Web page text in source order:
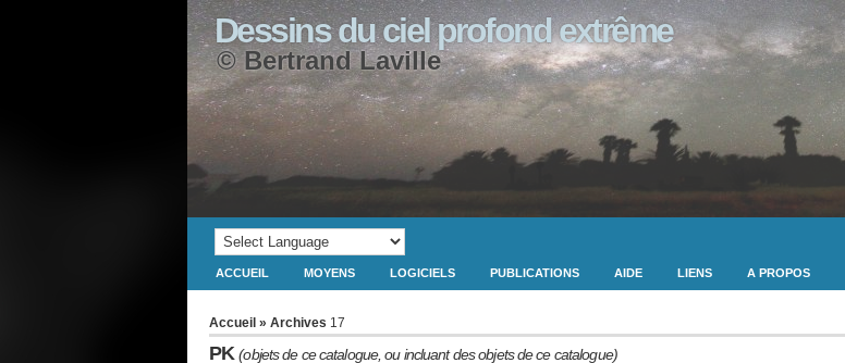
Dessins du ciel profond extrême
© Bertrand Laville
ACCUEIL MOYENS LOGICIELS PUBLICATIONS AIDE LIENS A PROPOS
Accueil » Archives 17
PK(objets de ce catalogue, ou incluant des objets de ce catalogue)